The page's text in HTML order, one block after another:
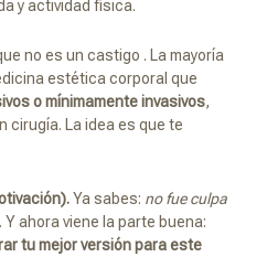
y actividad física.
no es un castigo . La mayoría
estética corporal que
o mínimamente invasivos,
cirugía. La idea es que te
Ya sabes: no fue culpa
. Y ahora viene la parte buena:
tu mejor versión para este